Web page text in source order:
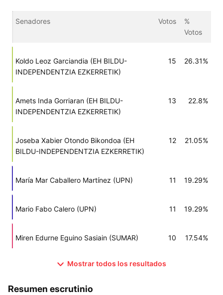
Senadores Votos
%
Votos
Koldo Leoz Garciandia (EH BILDU-
INDEPENDENTZIA EZKERRETIK)
15 26.31%
Amets Inda Gorriaran (EH BILDU-
INDEPENDENTZIA EZKERRETIK)
13 22.8%
Joseba Xabier Otondo Bikondoa (EH
BILDU-INDEPENDENTZIA EZKERRETIK)
12 21.05%
María Mar Caballero Martínez (UPN) 11 19.29%
Mario Fabo Calero (UPN) 11 19.29%
Miren Edurne Eguino Sasiain (SUMAR) 10 17.54%
Mostrar todos los resultados
Resumen escrutinio